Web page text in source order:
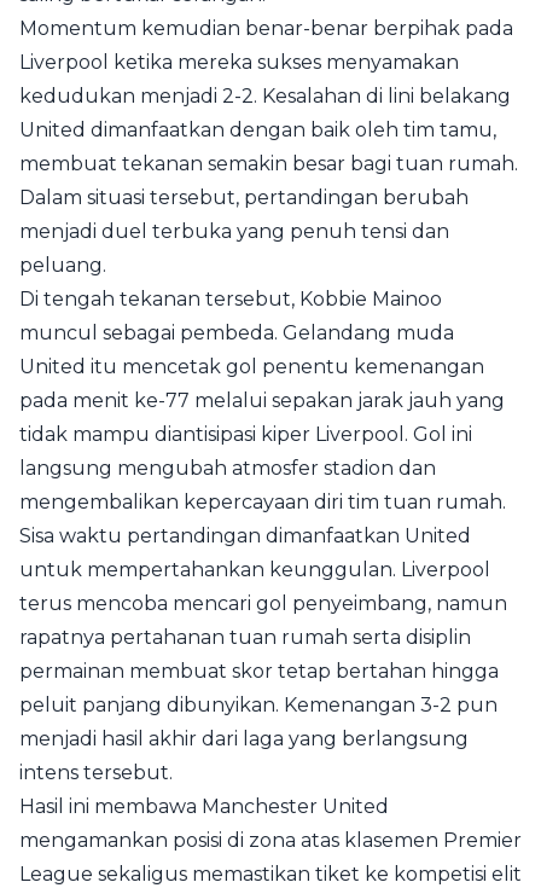
Momentum kemudian benar-benar berpihak pada
Liverpool ketika mereka sukses menyamakan
kedudukan menjadi 2-2. Kesalahan di lini belakang
United dimanfaatkan dengan baik oleh tim tamu,
membuat tekanan semakin besar bagi tuan rumah.
Dalam situasi tersebut, pertandingan berubah
menjadi duel terbuka yang penuh tensi dan
peluang.
Di tengah tekanan tersebut, Kobbie Mainoo
muncul sebagai pembeda. Gelandang muda
United itu mencetak gol penentu kemenangan
pada menit ke-77 melalui sepakan jarak jauh yang
tidak mampu diantisipasi kiper Liverpool. Gol ini
langsung mengubah atmosfer stadion dan
mengembalikan kepercayaan diri tim tuan rumah.
Sisa waktu pertandingan dimanfaatkan United
untuk mempertahankan keunggulan. Liverpool
terus mencoba mencari gol penyeimbang, namun
rapatnya pertahanan tuan rumah serta disiplin
permainan membuat skor tetap bertahan hingga
peluit panjang dibunyikan. Kemenangan 3-2 pun
menjadi hasil akhir dari laga yang berlangsung
intens tersebut.
Hasil ini membawa Manchester United
mengamankan posisi di zona atas klasemen Premier
League sekaligus memastikan tiket ke kompetisi elit